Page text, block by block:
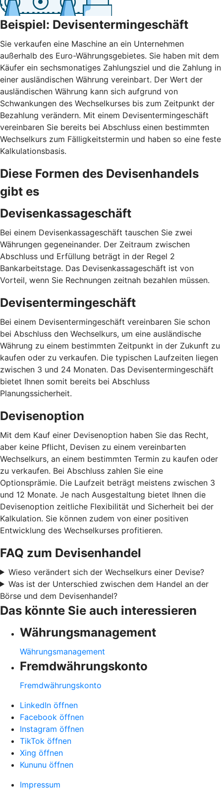
Beispiel: Devisentermingeschäft
Sie verkaufen eine Maschine an ein Unternehmen
außerhalb des Euro-Währungsgebietes. Sie haben mit dem
Käufer ein sechsmonatiges Zahlungsziel und die Zahlung in
einer ausländischen Währung vereinbart. Der Wert der
ausländischen Währung kann sich aufgrund von
Schwankungen des Wechselkurses bis zum Zeitpunkt der
Bezahlung verändern. Mit einem Devisentermingeschäft
vereinbaren Sie bereits bei Abschluss einen bestimmten
Wechselkurs zum Fälligkeitstermin und haben so eine feste
Kalkulationsbasis.
Diese Formen des Devisenhandels
gibt es
Devisenkassageschäft
Bei einem Devisenkassageschäft tauschen Sie zwei
Währungen gegeneinander. Der Zeitraum zwischen
Abschluss und Erfüllung beträgt in der Regel 2
Bankarbeitstage. Das Devisenkassageschäft ist von
Vorteil, wenn Sie Rechnungen zeitnah bezahlen müssen.
Devisentermingeschäft
Bei einem Devisentermingeschäft vereinbaren Sie schon
bei Abschluss den Wechselkurs, um eine ausländische
Währung zu einem bestimmten Zeitpunkt in der Zukunft zu
kaufen oder zu verkaufen. Die typischen Laufzeiten liegen
zwischen 3 und 24 Monaten. Das Devisentermingeschäft
bietet Ihnen somit bereits bei Abschluss
Planungssicherheit.
Devisenoption
Mit dem Kauf einer Devisenoption haben Sie das Recht,
aber keine Pflicht, Devisen zu einem vereinbarten
Wechselkurs, an einem bestimmten Termin zu kaufen oder
zu verkaufen. Bei Abschluss zahlen Sie eine
Optionsprämie. Die Laufzeit beträgt meistens zwischen 3
und 12 Monate. Je nach Ausgestaltung bietet Ihnen die
Devisenoption zeitliche Flexibilität und Sicherheit bei der
Kalkulation. Sie können zudem von einer positiven
Entwicklung des Wechselkurses profitieren.
FAQ zum Devisenhandel
Wieso verändert sich der Wechselkurs einer Devise?
Was ist der Unterschied zwischen dem Handel an der
Börse und dem Devisenhandel?
Das könnte Sie auch interessieren
Währungsmanagement
Währungsmanagement
Fremdwährungskonto
Fremdwährungskonto
LinkedIn öffnen
Facebook öffnen
Instagram öffnen
TikTok öffnen
Xing öffnen
Kununu öffnen
Impressum